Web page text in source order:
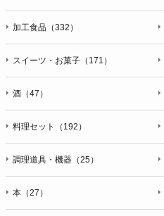
加工食品（332）
スイーツ・お菓子（171）
酒（47）
料理セット（192）
調理道具・機器（25）
本（27）